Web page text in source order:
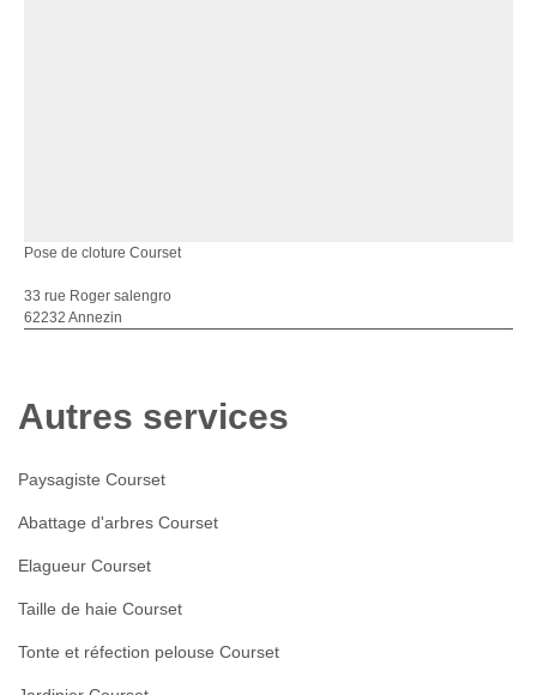
Pose de cloture Courset
33 rue Roger salengro
62232 Annezin
Autres services
Paysagiste Courset
Abattage d'arbres Courset
Elagueur Courset
Taille de haie Courset
Tonte et réfection pelouse Courset